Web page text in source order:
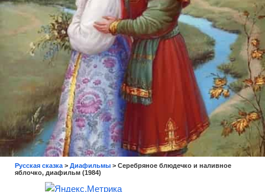
Русская сказка > Диафильмы > Серебряное блюдечко и наливное
яблочко, диафильм (1984)